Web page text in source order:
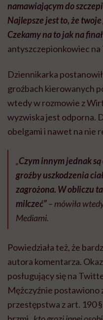
namawiającym do
Najlepsze jest to, że
Czekamy na to jak na
antyszczepionkowiec
Dziennikarka
groźbach kierowanych
wtedy w rozmowie z
wyzwiska jest odporna.
obelgami i nawet na nie
„Czym innym jednak
groźby uszkodzenia
zagrożona. W obliczu
milczeć”– mówiła
Mediami.
Powiedziała też, że
autora komentarza.
posługujący się na
Mężczyźnie postawiono
przestępstwa z art. 190